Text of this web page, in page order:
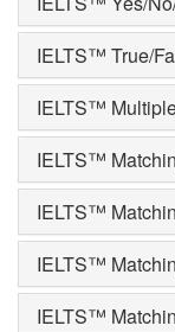
IELTS™ True/
IELTS™
IELTS™
IELTS™
IELTS™
IELTS™